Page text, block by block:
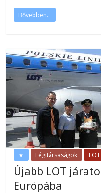
Bővebben...
★ Légitársaságok LOT
Újabb LOT
Európába